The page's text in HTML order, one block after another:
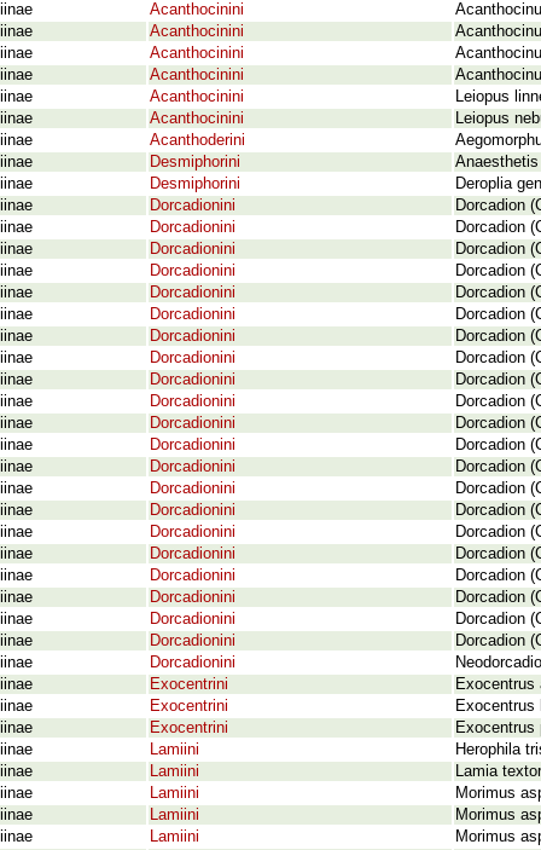
Acanthocinini
Acanthocinini
Acanthocinini
Acanthocinini
Acanthocinini
Leiopus
Acanthocinini
Leiopus
Acanthoderini
Desmiphorini
Desmiphorini
Deroplia
Dorcadionini
Dorcadion
Dorcadionini
Dorcadion
Dorcadionini
Dorcadion
Dorcadionini
Dorcadion
Dorcadionini
Dorcadion
Dorcadionini
Dorcadion
Dorcadionini
Dorcadion
Dorcadionini
Dorcadion
Dorcadionini
Dorcadion
Dorcadionini
Dorcadion
Dorcadionini
Dorcadion
Dorcadionini
Dorcadion
Dorcadionini
Dorcadion
Dorcadionini
Dorcadion
Dorcadionini
Dorcadion
Dorcadionini
Dorcadion
Dorcadionini
Dorcadion
Dorcadionini
Dorcadion
Dorcadionini
Dorcadion
Dorcadionini
Dorcadion
Dorcadionini
Dorcadion
Dorcadionini
Exocentrini
Exocentrus
Exocentrini
Exocentrus
Exocentrini
Exocentrus
Lamiini
Herophila
Lamiini
Lamia
Lamiini
Morimus
Lamiini
Morimus
Lamiini
Morimus